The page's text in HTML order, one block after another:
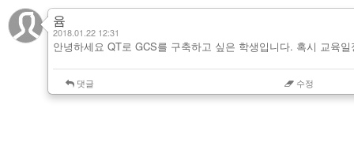
윰
2018.01.22 12:31
안녕하세요 QT로 GCS를 구축하고 싶은 학생입니다. 혹시 교육
댓글 수정